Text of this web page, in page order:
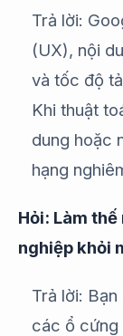
Trả lời:
(UX), nội
và tốc độ
Khi thuật
dung hoặc
hạng
Hỏi: Làm
nghiệp khỏi
Trả lời:
các ổ cứng